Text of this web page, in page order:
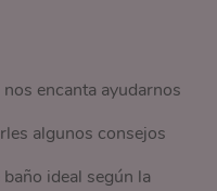
encanta ayudarnos
algunos consejos
ideal según la